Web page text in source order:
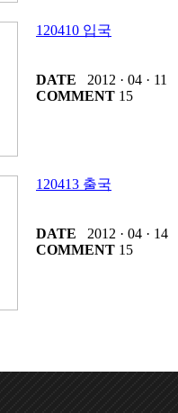
120410 입국
DATE 2012 · 04 · 11
COMMENT 15
120413 출국
DATE 2012 · 04 · 14
COMMENT 15